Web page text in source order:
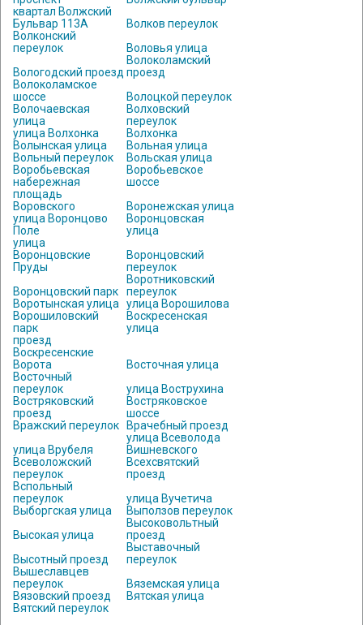
квартал Волжский
Бульвар 113А
Волков переулок
Волконский
переулок
Воловья улица
Вологодский проезд
Волоколамский
проезд
Волоколамское
шоссе
Волоцкой переулок
Волочаевская
улица
Волховский
переулок
улица Волхонка
Волхонка
Волынская улица
Вольная улица
Вольный переулок
Вольская улица
Воробьевская
набережная
Воробьевское
шоссе
площадь
Воровского
Воронежская улица
улица Воронцово
Поле
Воронцовская
улица
улица
Воронцовские
Пруды
Воронцовский
переулок
Воронцовский парк
Воротниковский
переулок
Воротынская улица
улица Ворошилова
Ворошиловский
парк
Воскресенская
улица
проезд
Воскресенские
Ворота
Восточная улица
Восточный
переулок
улица Вострухина
Востряковский
проезд
Востряковское
шоссе
Вражский переулок
Врачебный проезд
улица Врубеля
улица Всеволода
Вишневского
Всеволожский
переулок
Всехсвятский
проезд
Вспольный
переулок
улица Вучетича
Выборгская улица
Выползов переулок
Высокая улица
Высоковольтный
проезд
Высотный проезд
Выставочный
переулок
Вышеславцев
переулок
Вяземская улица
Вязовский проезд
Вятская улица
Вятский переулок